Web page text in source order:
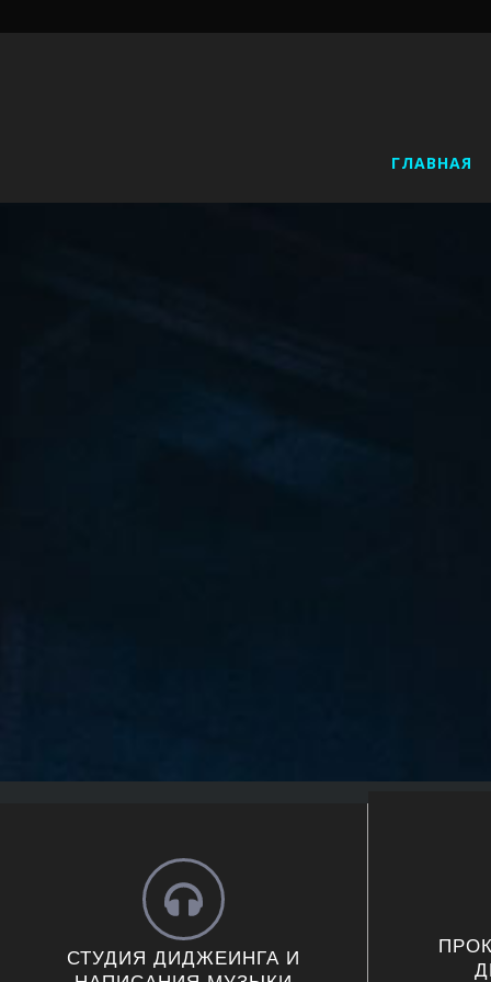
ГЛАВНАЯ
СТУДИЯ ДИДЖЕИНГА И